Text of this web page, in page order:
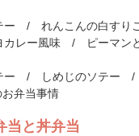
んこんの白すりご
風味 / ピーマンと
めじのソテー / ひ
弁当事情
当と丼弁当